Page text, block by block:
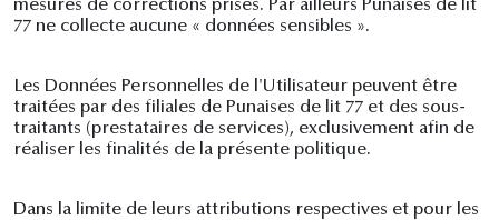
mesures de corrections prises. Par ailleurs Punaises de lit
77 ne collecte aucune « données sensibles ».
Les Données Personnelles de l'Utilisateur peuvent être
traitées par des filiales de Punaises de lit 77 et des sous-
traitants (prestataires de services), exclusivement afin de
réaliser les finalités de la présente politique.
Dans la limite de leurs attributions respectives et pour les